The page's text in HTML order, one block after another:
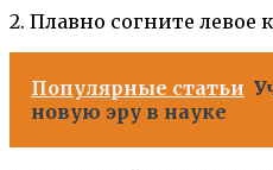
2. Плавно согните левое
Популярные статьи
новую эру в науке